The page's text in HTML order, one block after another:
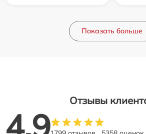
Показать больше
Отзывы
4.9